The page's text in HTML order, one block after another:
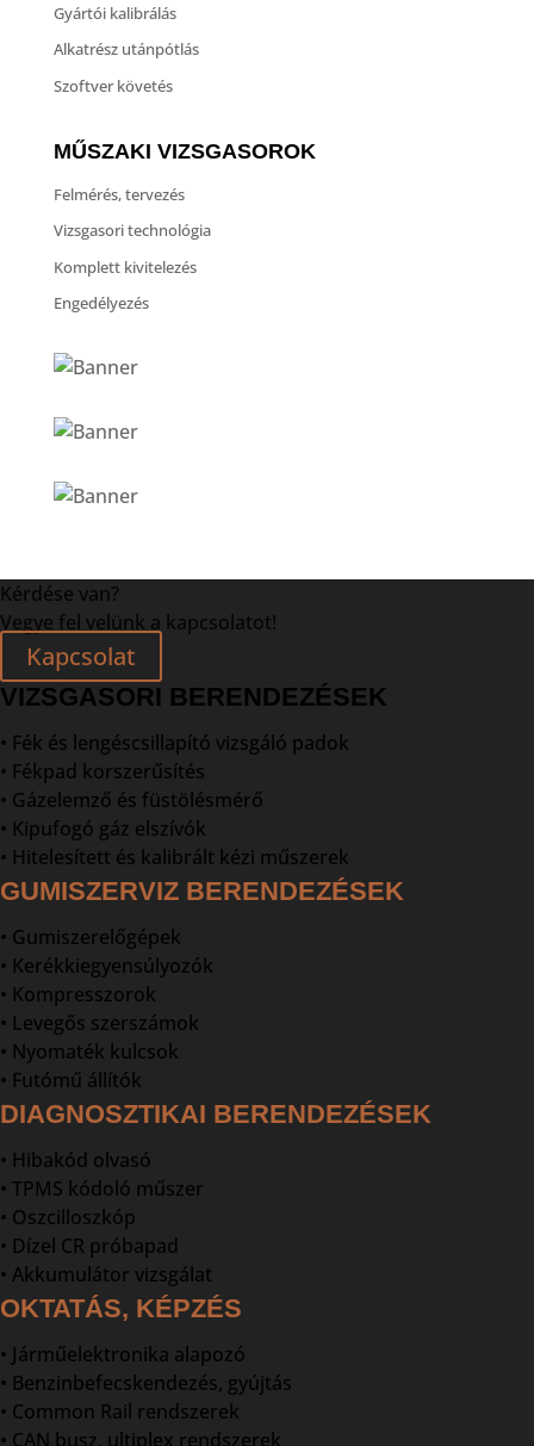
Gyártói kalibrálás
Alkatrész utánpótlás
Szoftver követés
MŰSZAKI VIZSGASOROK
Felmérés, tervezés
Vizsgasori technológia
Komplett kivitelezés
Engedélyezés
Kérdése van?
Vegye fel velünk a kapcsolatot!
Kapcsolat
VIZSGASORI BERENDEZÉSEK
• Fék és lengéscsillapító vizsgáló padok
• Fékpad korszerűsítés
• Gázelemző és füstölésmérő
• Kipufogó gáz elszívók
• Hitelesített és kalibrált kézi műszerek
GUMISZERVIZ BERENDEZÉSEK
• Gumiszerelőgépek
• Kerékkiegyensúlyozók
• Kompresszorok
• Levegős szerszámok
• Nyomaték kulcsok
• Futómű állítók
DIAGNOSZTIKAI BERENDEZÉSEK
• Hibakód olvasó
• TPMS kódoló műszer
• Oszcilloszkóp
• Dízel CR próbapad
• Akkumulátor vizsgálat
OKTATÁS, KÉPZÉS
• Járműelektronika alapozó
• Benzinbefecskendezés, gyújtás
• Common Rail rendszerek
• CAN busz, ultiplex rendszerek